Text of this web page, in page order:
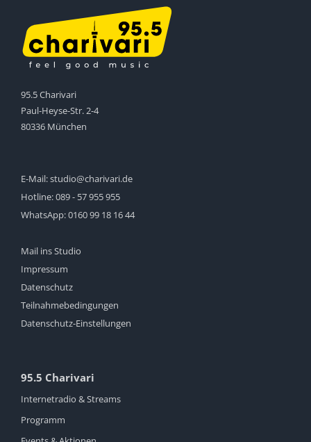
95.5 Charivari
Paul-Heyse-Str. 2-4
80336 München
E-Mail:studio@charivari.de
Hotline:089 - 57 955 955
WhatsApp:0160 99 18 16 44
Mail ins Studio
Impressum
Datenschutz
Teilnahmebedingungen
Datenschutz-Einstellungen
95.5 Charivari
Internetradio & Streams
Programm